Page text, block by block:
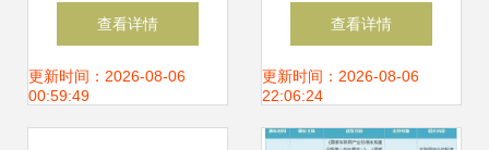
触点部署研究及消
费者感官地图部署
查看详情
更新时间：2026-08-06
00:59:49
管理 分类识别与外
部接入规范
查看详情
更新时间：2026-08-06
22:06:24